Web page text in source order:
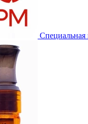
Специальная